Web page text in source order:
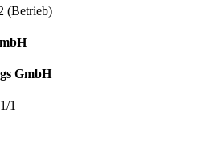
(Betrieb)
GmbH
1